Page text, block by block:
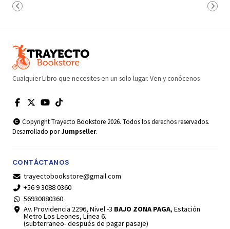
Cualquier Libro que necesites en un solo lugar. Ven y conócenos
Copyright Trayecto Bookstore 2026. Todos los derechos reservados.
Desarrollado porJumpseller.
CONTÁCTANOS
trayectobookstore@gmail.com
+56 9 3088 0360
56930880360
Av. Providencia 2296, Nivel -3 BAJO ZONA PAGA, Estación
Metro Los Leones, Línea 6.
(subterraneo- después de pagar pasaje)